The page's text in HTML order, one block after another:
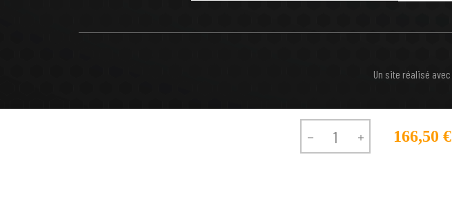
  166,50 €
Un site réalisé avec